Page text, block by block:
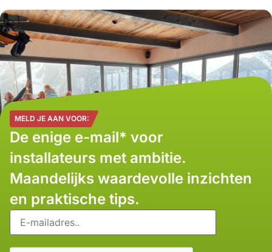
MELD JE AAN VOOR:
De enige e-mail* voor
installateurs met ambitie.
Maandelijks waardevolle inzichten
en praktische tips.